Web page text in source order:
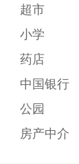
超市
小学
药店
中国银行
公园
房产中介